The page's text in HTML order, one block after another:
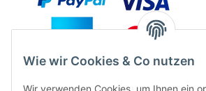
Wie wir Cookies & Co nutzen